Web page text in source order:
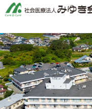
このページの本文へ